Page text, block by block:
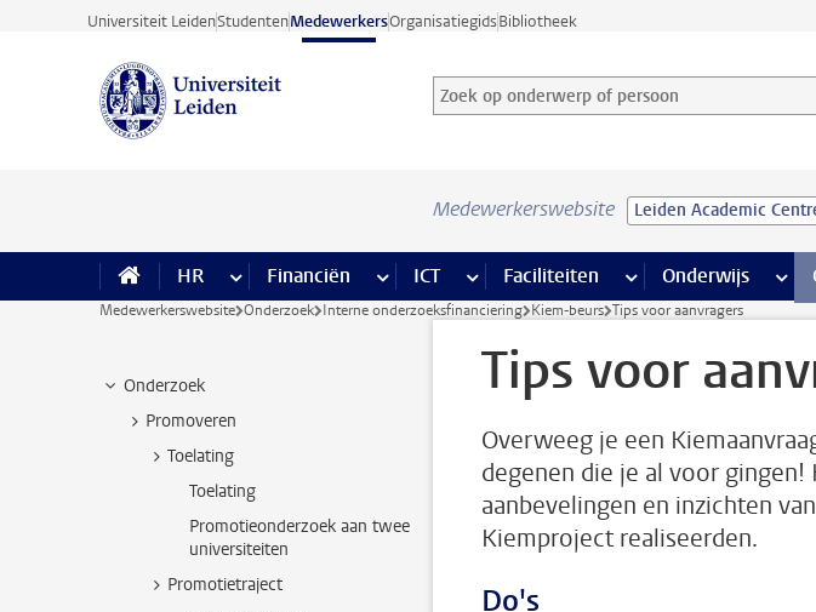
Ga direct naar de inhoud
Universiteit LeidenStudentenMedewerkersOrganisatiegidsBibliotheek
Zoek op onderwerp of persoon en selecteer
Zoekterm
Medewerkerswebsite Leiden Academic
HR meer HR pagina’s
Financiën meer Financiën pagina’s
ICT meer ICT pagina’s
Faciliteiten meer Faciliteiten
Onderwijs
Medewerkerswebsite Onderzoek Interne onderzoeksfinanciering Kiem-beurs Tips voor aanvragers
Onderzoek
Promoveren
Toelating
Toelating
Promotieonderzoek aan twee
universiteiten
Promotietraject
Tips voor
Overweeg je een
degenen die je al voor gingen!
aanbevelingen en inzichten
Kiemproject realiseerden.
Do's